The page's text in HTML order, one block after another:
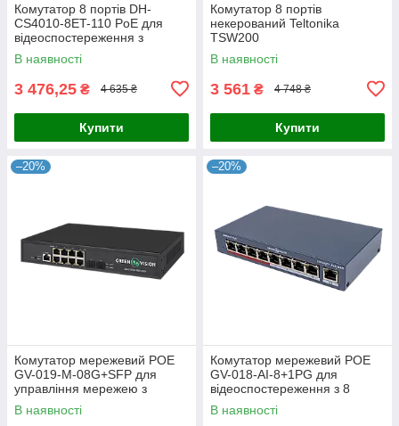
Комутатор 8 портів DH-
CS4010-8ET-110 PoE для
відеоспостереження з
підтримкою IEEE802.3bt,
бюджетом 110 Вт, 2x uplink
В наявності
3 476,25 ₴ 4 635 ₴
Купити
Комутатор 8 портів
некерований Teltonika
TSW200
В наявності
3 561 ₴ 4 748 ₴
Купити
–20%
Комутатор мережевий POE
GV-019-M-08G+SFP для
управління мережею з
підтримкою PoE та оптичним
підключенням
В наявності
–20%
Комутатор мережевий POE
GV-018-AI-8+1PG для
відеоспостереження з 8
портами 10/100 Mbit та
підтримкою живлення на
В наявності